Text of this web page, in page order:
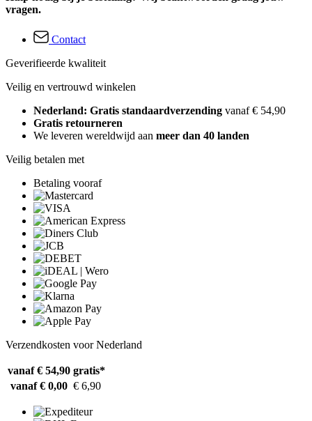
vragen.
Contact
Geverifieerde kwaliteit
Veilig en vertrouwd winkelen
Nederland: Gratis standaardverzending vanaf € 54,90
Gratis retourneren
We leveren wereldwijd aan meer dan 40 landen
Veilig betalen met
Betaling vooraf
Verzendkosten voor Nederland
vanaf € 54,90 gratis*
vanaf € 0,00 € 6,90